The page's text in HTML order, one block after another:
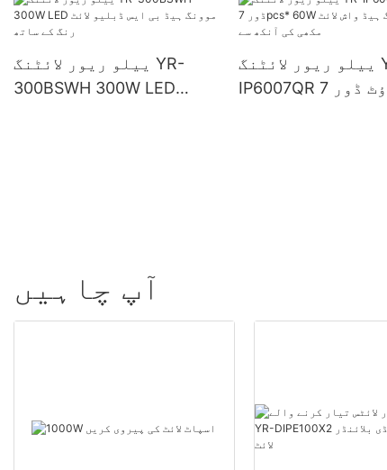
ییلو ریور لائٹنگ YR-
300BSWH 300W LED
ییلو ریور لائٹنگ YR-
IP6007QR آؤٹ ڈور 7pcs*
آپ چاہیں